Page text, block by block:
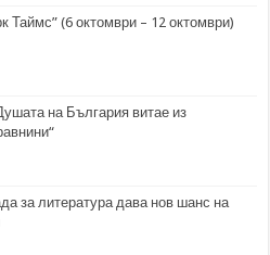
Таймс” (6 октомври – 12 октомври)
на България витае из
за литература дава нов шанс на